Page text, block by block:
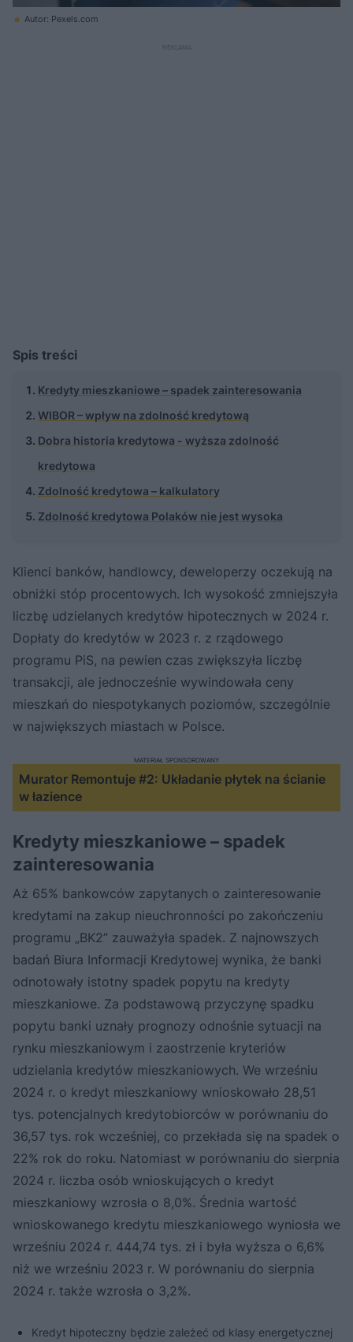
Autor: Pexels.com
Spis treści
Kredyty mieszkaniowe – spadek zainteresowania
WIBOR – wpływ na zdolność kredytową
Dobra historia kredytowa - wyższa zdolność
kredytowa
Zdolność kredytowa – kalkulatory
Zdolność kredytowa Polaków nie jest wysoka
Klienci banków, handlowcy, deweloperzy oczekują na
obniżki stóp procentowych. Ich wysokość zmniejszyła
liczbę udzielanych kredytów hipotecznych w 2024 r.
Dopłaty do kredytów w 2023 r. z rządowego
programu PiS, na pewien czas zwiększyła liczbę
transakcji, ale jednocześnie wywindowała ceny
mieszkań do niespotykanych poziomów, szczególnie
w największych miastach w Polsce.
Murator Remontuje #2: Układanie płytek na ścianie
w łazience
MATERIAŁ SPONSOROWANY
Spróbuj ponownie
Kredyty mieszkaniowe – spadek
zainteresowania
Aż 65% bankowców zapytanych o zainteresowanie
kredytami na zakup nieuchronności po zakończeniu
programu „BK2” zauważyła spadek. Z najnowszych
badań Biura Informacji Kredytowej wynika, że banki
odnotowały istotny spadek popytu na kredyty
mieszkaniowe. Za podstawową przyczynę spadku
popytu banki uznały prognozy odnośnie sytuacji na
rynku mieszkaniowym i zaostrzenie kryteriów
udzielania kredytów mieszkaniowych. We wrześniu
2024 r. o kredyt mieszkaniowy wnioskowało 28,51
tys. potencjalnych kredytobiorców w porównaniu do
36,57 tys. rok wcześniej, co przekłada się na spadek o
22% rok do roku. Natomiast w porównaniu do sierpnia
2024 r. liczba osób wnioskujących o kredyt
mieszkaniowy wzrosła o 8,0%. Średnia wartość
wnioskowanego kredytu mieszkaniowego wyniosła we
wrześniu 2024 r. 444,74 tys. zł i była wyższa o 6,6%
niż we wrześniu 2023 r. W porównaniu do sierpnia
2024 r. także wzrosła o 3,2%.
Kredyt hipoteczny będzie zależeć od klasy energetycznej